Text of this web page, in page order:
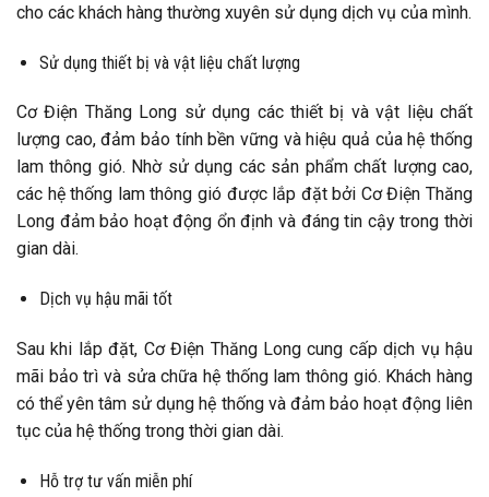
cho các khách hàng thường xuyên sử dụng dịch vụ của mình.
Sử dụng thiết bị và vật liệu chất lượng
Cơ Điện Thăng Long sử dụng các thiết bị và vật liệu chất
lượng cao, đảm bảo tính bền vững và hiệu quả của hệ thống
lam thông gió. Nhờ sử dụng các sản phẩm chất lượng cao,
các hệ thống lam thông gió được lắp đặt bởi Cơ Điện Thăng
Long đảm bảo hoạt động ổn định và đáng tin cậy trong thời
gian dài.
Dịch vụ hậu mãi tốt
Sau khi lắp đặt, Cơ Điện Thăng Long cung cấp dịch vụ hậu
mãi bảo trì và sửa chữa hệ thống lam thông gió. Khách hàng
có thể yên tâm sử dụng hệ thống và đảm bảo hoạt động liên
tục của hệ thống trong thời gian dài.
Hỗ trợ tư vấn miễn phí